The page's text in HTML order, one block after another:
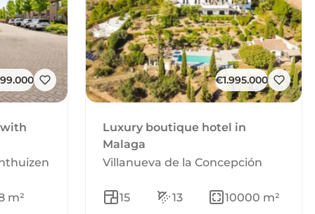
with
m²
€1.995.000
Luxury boutique hotel in
Malaga
Villanueva de la Concepción
15 13 10000 m²